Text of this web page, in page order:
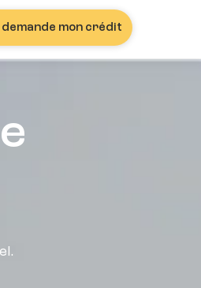
demande mon crédit